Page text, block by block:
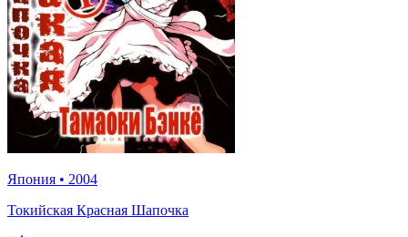
Япония • 2004
Токийская Красная Шапочка